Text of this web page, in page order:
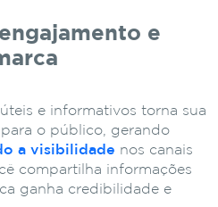
e
e informativos torna sua
o público, gerando
a visibilidade nos canais
compartilha informações
ganha credibilidade e